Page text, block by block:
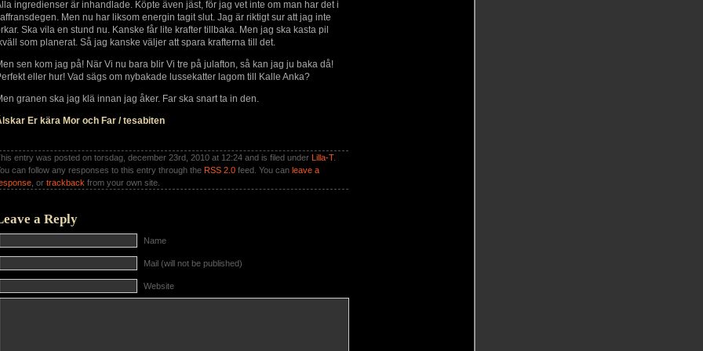
ingredienser är inhandlade. Köpte även jäst, för jag vet inte om man har det i
Men nu har liksom energin tagit slut. Jag är riktigt sur att jag inte
Ska vila en stund nu. Kanske får lite krafter tillbaka. Men jag ska kasta pil
som planerat. Så jag kanske väljer att spara krafterna till det.
sen kom jag på! När Vi nu bara blir Vi tre på julafton, så kan jag ju baka då!
eller hur! Vad sägs om nybakade lussekatter lagom till Kalle Anka?
granen ska jag klä innan jag åker. Far ska snart ta in den.
Er kära Mor och Far / tesabiten
entry was posted on torsdag, december 23rd, 2010 at 12:24 and is filed under Lilla-T.
can follow any responses to this entry through the RSS 2.0 feed. You can leave a
, or trackback from your own site.
a Reply
Name
Mail (will not be published)
Website